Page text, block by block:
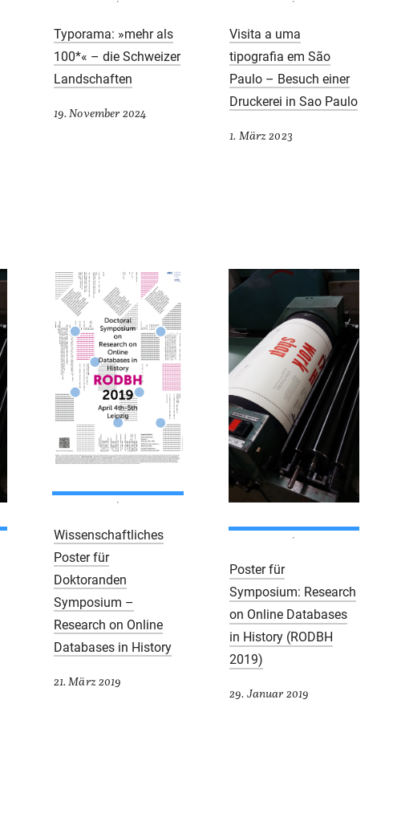
Typorama: »mehr als
100*« – die Schweizer
Landschaften
19. November 2024
Visita a uma
tipografia em São
Paulo – Besuch einer
Druckerei in Sao Paulo
1. März 2023
Wissenschaftliches
Poster für
Doktoranden
Symposium –
Research on Online
Databases in History
21. März 2019
Poster für
Symposium: Research
on Online Databases
in History (RODBH
2019)
29. Januar 2019